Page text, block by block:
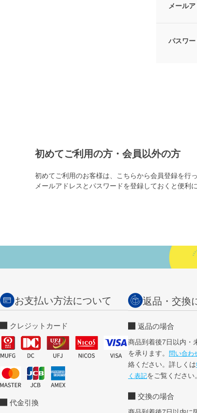
メールア
パスワー
初めてご利用の方・会員以外の方
初めてご利用のお客様は、こちらから会員登録を行っ
メールアドレスとパスワードを登録しておくと便利
お支払い方法について
クレジットカード
代金引換
返品・交換
返品の場合
商品到着後7日以内・
を承ります。 問い合わ
絡ください。詳しくは
く表記をご覧ください。
交換の場合